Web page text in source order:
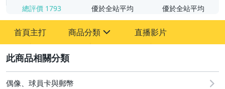
總評價 1793 優於全站平均 優於全站平均
首頁主打 商品分類
偶像、球員卡與郵幣
直播影片
偶像、球員卡與郵幣